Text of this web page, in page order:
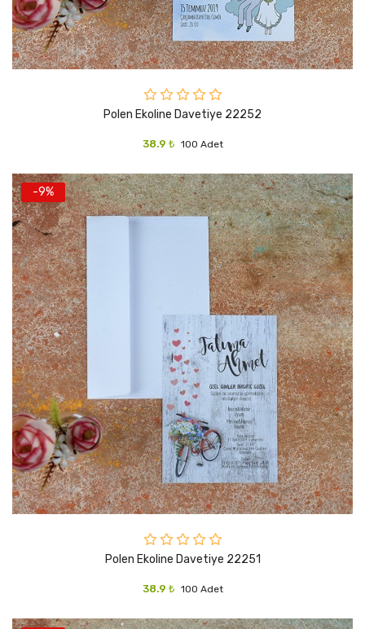
Polen Ekoline Davetiye 22252
38.9 ₺ 100 Adet
-9%
Polen Ekoline Davetiye 22251
38.9 ₺ 100 Adet